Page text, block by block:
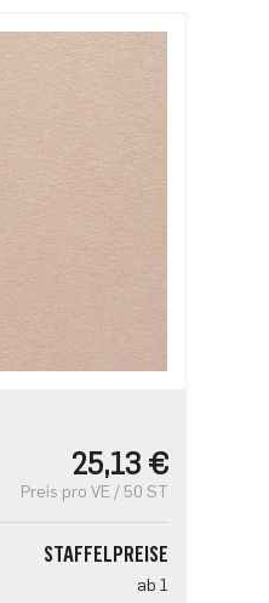
25,13 €
Preis pro VE / 50 ST
STAFFELPREISE
ab 1